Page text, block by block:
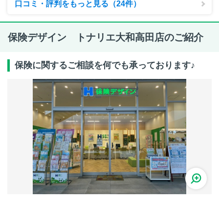
口コミ・評判をもっと見る（24件）
保険デザイン トナリエ大和高田店のご紹介
保険に関するご相談を何でも承っております♪